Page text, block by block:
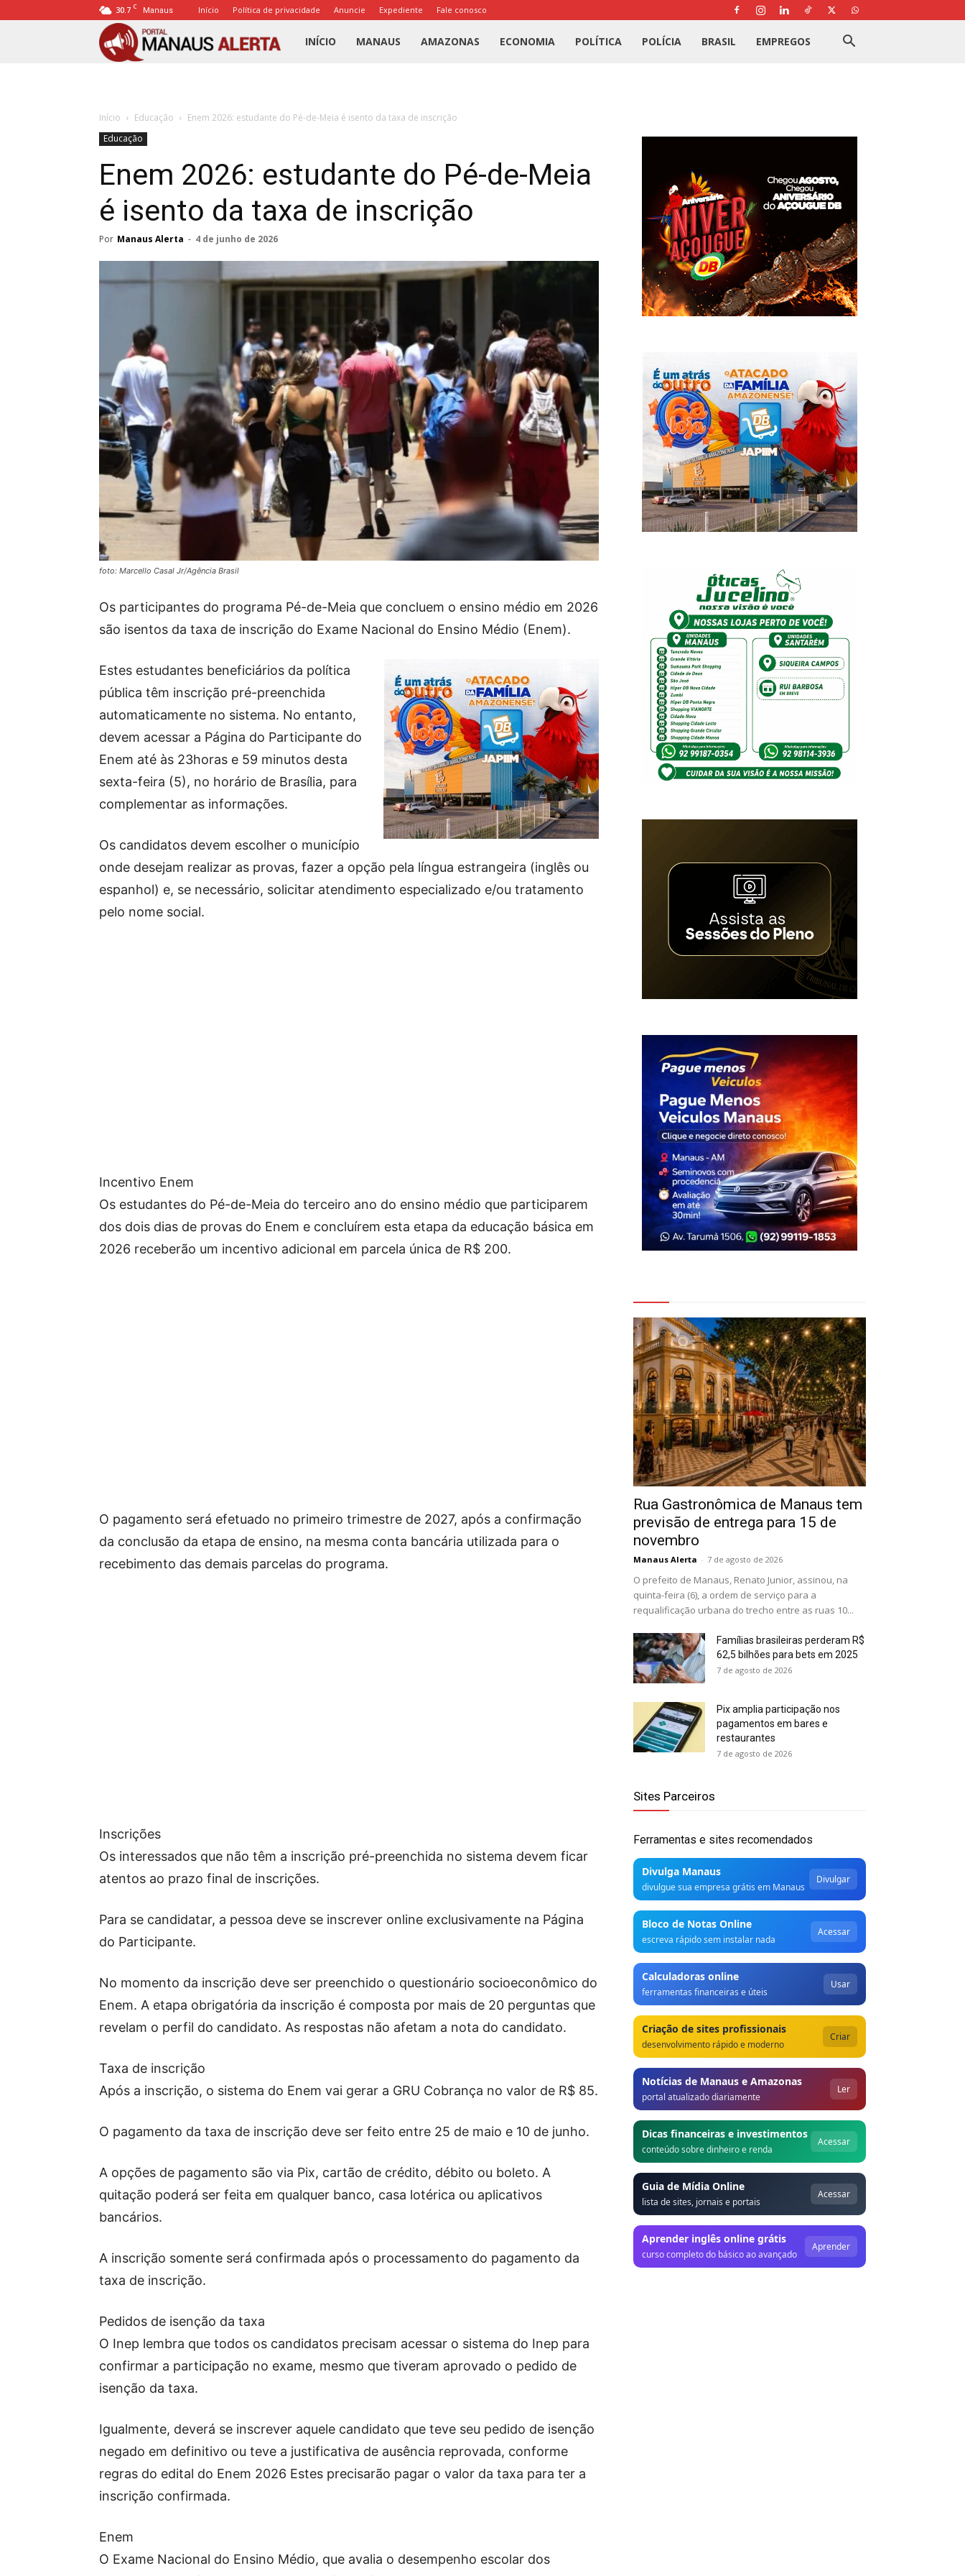
30.7 C Manaus Início Política de privacidade Anuncie Expediente Fale conosco
Portal
INÍCIO MANAUS AMAZONAS ECONOMIA POLÍTICA POLÍCIA BRASIL EMPREGOS
Início Educação
Enem 2026: estudante do Pé-de-Meia é isento da taxa de inscrição
Educação
Enem 2026: estudante do Pé-de-Meia
é isento da taxa de inscrição
Por Manaus Alerta - 4 de junho de 2026
foto: Marcello Casal Jr/Agência Brasil
Os participantes do programa Pé-de-Meia que concluem o ensino médio em 2026
são isentos da taxa de inscrição do Exame Nacional do Ensino Médio (Enem).
Estes estudantes beneficiários da política
pública têm inscrição pré-preenchida
automaticamente no sistema. No entanto,
devem acessar a Página do Participante do
Enem até às 23horas e 59 minutos desta
sexta-feira (5), no horário de Brasília, para
complementar as informações.
Os candidatos devem escolher o município
onde desejam realizar as provas, fazer a opção pela língua estrangeira (inglês ou
espanhol) e, se necessário, solicitar atendimento especializado e/ou tratamento
pelo nome social.
Incentivo Enem
Os estudantes do Pé-de-Meia do terceiro ano do ensino médio que participarem
dos dois dias de provas do Enem e concluírem esta etapa da educação básica em
2026 receberão um incentivo adicional em parcela única de R$ 200.
O pagamento será efetuado no primeiro trimestre de 2027, após a confirmação
da conclusão da etapa de ensino, na mesma conta bancária utilizada para o
recebimento das demais parcelas do programa.
Inscrições
Os interessados que não têm a inscrição pré-preenchida no sistema devem ficar
atentos ao prazo final de inscrições.
Para se candidatar, a pessoa deve se inscrever online exclusivamente na Página
do Participante.
No momento da inscrição deve ser preenchido o questionário socioeconômico do
Enem. A etapa obrigatória da inscrição é composta por mais de 20 perguntas que
revelam o perfil do candidato. As respostas não afetam a nota do candidato.
Taxa de inscrição
Após a inscrição, o sistema do Enem vai gerar a GRU Cobrança no valor de R$ 85.
O pagamento da taxa de inscrição deve ser feito entre 25 de maio e 10 de junho.
A opções de pagamento são via Pix, cartão de crédito, débito ou boleto. A
quitação poderá ser feita em qualquer banco, casa lotérica ou aplicativos
bancários.
A inscrição somente será confirmada após o processamento do pagamento da
taxa de inscrição.
Pedidos de isenção da taxa
O Inep lembra que todos os candidatos precisam acessar o sistema do Inep para
confirmar a participação no exame, mesmo que tiveram aprovado o pedido de
isenção da taxa.
Igualmente, deverá se inscrever aquele candidato que teve seu pedido de isenção
negado em definitivo ou teve a justificativa de ausência reprovada, conforme
regras do edital do Enem 2026 Estes precisarão pagar o valor da taxa para ter a
inscrição confirmada.
Enem
O Exame Nacional do Ensino Médio, que avalia o desempenho escolar dos
Rua Gastronômica de Manaus tem
previsão de entrega para 15 de
novembro
Manaus Alerta - 7 de agosto de 2026
O prefeito de Manaus, Renato Junior, assinou, na
quinta-feira (6), a ordem de serviço para a
requalificação urbana do trecho entre as ruas 10...
Famílias brasileiras perderam R$
62,5 bilhões para bets em 2025
7 de agosto de 2026
Pix amplia participação nos
pagamentos em bares e
restaurantes
7 de agosto de 2026
Sites Parceiros
Ferramentas e sites recomendados
Divulga Manaus
divulgue sua empresa grátis em Manaus
Divulgar
Bloco de Notas Online
escreva rápido sem instalar nada
Acessar
Calculadoras online
ferramentas financeiras e úteis
Usar
Criação de sites profissionais
desenvolvimento rápido e moderno
Criar
Notícias de Manaus e Amazonas
portal atualizado diariamente
Ler
Dicas financeiras e investimentos
conteúdo sobre dinheiro e renda
Acessar
Guia de Mídia Online
lista de sites, jornais e portais
Acessar
Aprender inglês online grátis
curso completo do básico ao avançado
Aprender